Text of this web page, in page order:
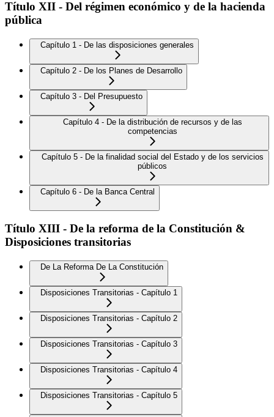
Título XII - Del régimen económico y de la hacienda
pública
Capítulo 1 - De las disposiciones generales
Capítulo 2 - De los Planes de Desarrollo
Capítulo 3 - Del Presupuesto
Capítulo 4 - De la distribución de recursos y de las
competencias
Capítulo 5 - De la finalidad social del Estado y de los servicios
públicos
Capítulo 6 - De la Banca Central
Título XIII - De la reforma de la Constitución &
Disposiciones transitorias
De La Reforma De La Constitución
Disposiciones Transitorias - Capítulo 1
Disposiciones Transitorias - Capítulo 2
Disposiciones Transitorias - Capítulo 3
Disposiciones Transitorias - Capítulo 4
Disposiciones Transitorias - Capítulo 5